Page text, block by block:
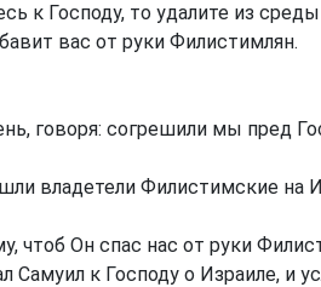
к Господу, то удалите из
вас от руки Филистимлян.
говоря: согрешили мы пред
владетели Филистимские на
чтоб Он спас нас от руки
Самуил к Господу о Израиле, и